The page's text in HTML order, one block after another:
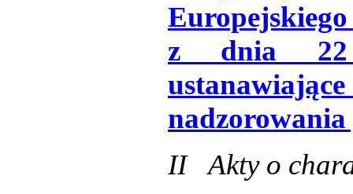
z dnia 22
II Akty o